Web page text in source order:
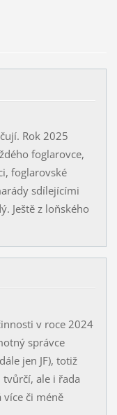
Rok 2025
foglarovce,
foglarovské
sdílejícími
Ještě z loňského
v roce 2024
správce
jen JF), totiž
tvůrčí, ale i řada
či méně